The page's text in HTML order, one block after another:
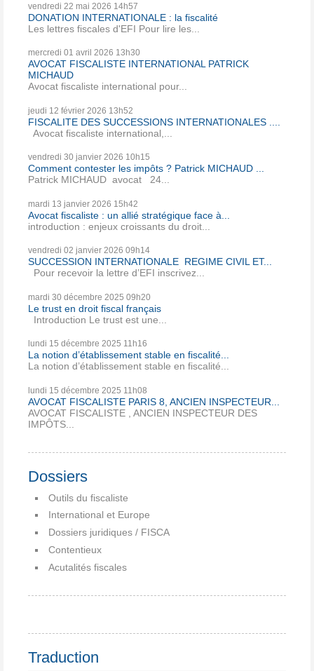
vendredi 22 mai 2026 14h57
DONATION INTERNATIONALE : la fiscalité
Les lettres fiscales d'EFI Pour lire les...
mercredi 01 avril 2026 13h30
AVOCAT FISCALISTE INTERNATIONAL PATRICK
MICHAUD
Avocat fiscaliste international pour...
jeudi 12 février 2026 13h52
FISCALITE DES SUCCESSIONS INTERNATIONALES ....
Avocat fiscaliste international,...
vendredi 30 janvier 2026 10h15
Comment contester les impôts ? Patrick MICHAUD ...
Patrick MICHAUD avocat 24...
mardi 13 janvier 2026 15h42
Avocat fiscaliste : un allié stratégique face à...
introduction : enjeux croissants du droit...
vendredi 02 janvier 2026 09h14
SUCCESSION INTERNATIONALE REGIME CIVIL ET...
Pour recevoir la lettre d’EFI inscrivez...
mardi 30 décembre 2025 09h20
Le trust en droit fiscal français
Introduction Le trust est une...
lundi 15 décembre 2025 11h16
La notion d’établissement stable en fiscalité...
La notion d’établissement stable en fiscalité...
lundi 15 décembre 2025 11h08
AVOCAT FISCALISTE PARIS 8, ANCIEN INSPECTEUR...
AVOCAT FISCALISTE , ANCIEN INSPECTEUR DES
IMPÔTS...
Dossiers
Outils du fiscaliste
International et Europe
Dossiers juridiques / FISCA
Contentieux
Acutalités fiscales
Traduction